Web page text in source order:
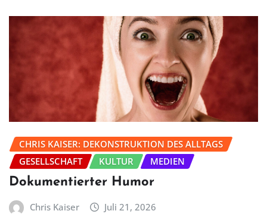
CHRIS KAISER: DEKONSTRUKTION DES ALLTAGS
GESELLSCHAFT
KULTUR MEDIEN
Dokumentierter Humor
Chris Kaiser Juli 21, 2026